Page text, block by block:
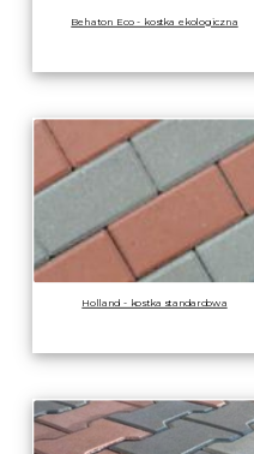
Behaton Eco - kostka ekologiczna
Holland - kostka standardowa